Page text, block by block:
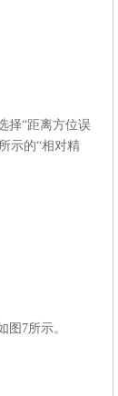
择“距离方位误
示的“相对精
7所示。